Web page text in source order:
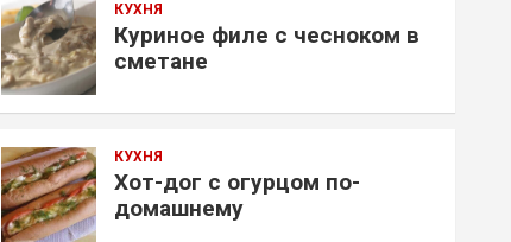
КУХНЯ
Куриное филе с чесноком в
сметане
КУХНЯ
Хот-дог с огурцом по-
домашнему